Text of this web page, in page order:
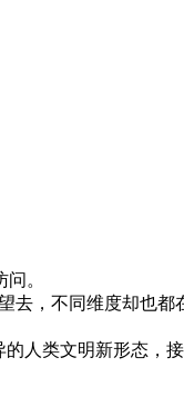
。
，不同维度却也都
人类文明新形态，接